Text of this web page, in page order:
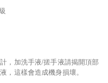
，加洗手液/搓手液請揭開頂部
，這樣會造成機身損壞。